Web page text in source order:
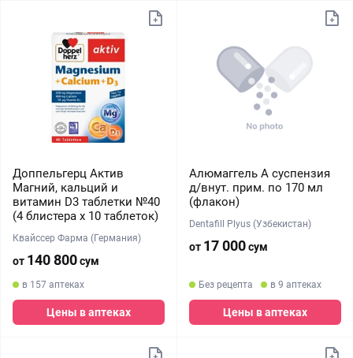
Доппельгерц Актив
Магний, кальций и
витамин D3 таблетки №40
(4 блистера х 10 таблеток)
Квайссер Фарма (Германия)
от 140 800сум
в 157 аптеках
Цены в аптеках
Алюмаггель А суспензия
д/внут. прим. по 170 мл
(флакон)
Dentafill Plyus (Узбекистан)
от 17 000сум
Без рецепта в 9 аптеках
Цены в аптеках